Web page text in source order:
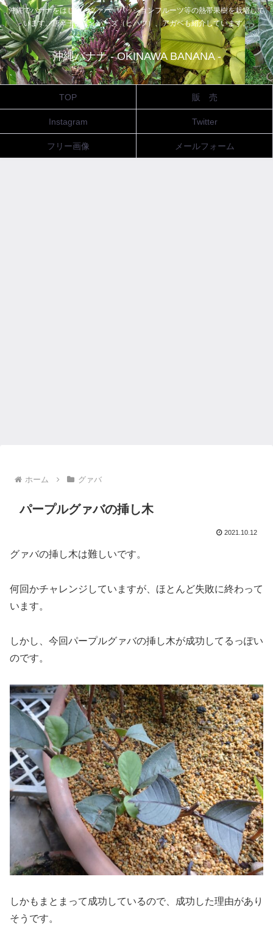
沖縄でバナナをはじめ、グァバ、パッションフルーツ等の熱帯果樹を栽培して
います。唐辛子、ピィパーズ（ヒハツ）、アガベも紹介しています。
沖縄バナナ - OKINAWA BANANA -
TOP 販 売
Instagram Twitter
フリー画像 メールフォーム
ホーム グァバ
パープルグァバの挿し木
2021.10.12
グァバの挿し木は難しいです。
何回かチャレンジしていますが、ほとんど失敗に終わって
います。
しかし、今回パープルグァバの挿し木が成功してるっぽい
のです。
しかもまとまって成功しているので、成功した理由があり
そうです。